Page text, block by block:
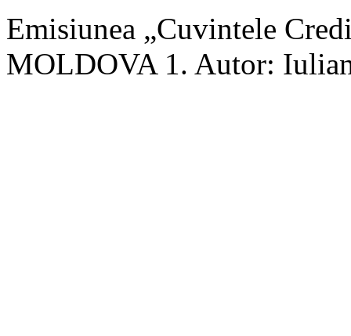
Emisiunea „Cuvintele
MOLDOVA 1. Autor: